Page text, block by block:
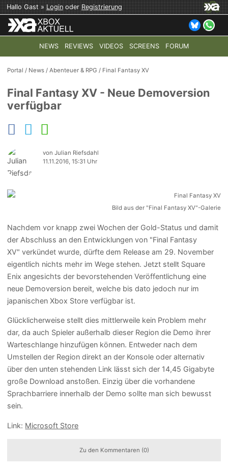
Hallo Gast »LoginoderRegistrierung
NEWS REVIEWS VIDEOS SCREENS FORUM
TOP-THEMEN: COD: MODERN WARFARE 4 HALO:
Portal / News /Abenteuer & RPG / Final Fantasy XV
Final Fantasy XV - Neue Demoversion
verfügbar
von Julian Riefsdahl
11.11.2016, 15:31 Uhr
Bild aus der "Final Fantasy XV"-Galerie
Nachdem vor knapp zwei Wochen der Gold-Status und damit
der Abschluss an den Entwicklungen von "Final Fantasy
XV" verkündet wurde, dürfte dem Release am 29. November
eigentlich nichts mehr im Wege stehen. Jetzt stellt Square
Enix angesichts der bevorstehenden Veröffentlichung eine
neue Demoversion bereit, welche bis dato jedoch nur im
japanischen Xbox Store verfügbar ist.
Glücklicherweise stellt dies mittlerweile kein Problem mehr
dar, da auch Spieler außerhalb dieser Region die Demo ihrer
Warteschlange hinzufügen können. Entweder nach dem
Umstellen der Region direkt an der Konsole oder alternativ
über den unten stehenden Link lässt sich der 14,45 Gigabyte
große Download anstoßen. Einzig über die vorhandene
Sprachbarriere innerhalb der Demo sollte man sich bewusst
sein.
Link: Microsoft Store
Zu den Kommentaren (0)